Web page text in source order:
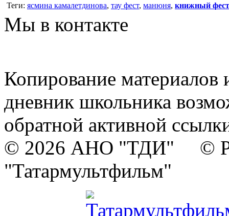
Теги: ясмина камалетдинова, тау фест, манюня, книжный
Мы в контакте
Копирование материалов
дневник школьника
обратной активной
© 2026 АНО "ТДИ" ©
"Татармультфильм"